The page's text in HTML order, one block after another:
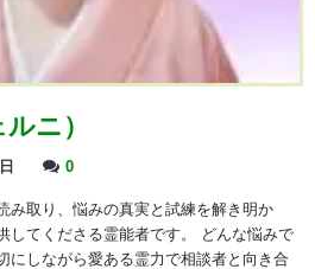
ニ）
0
み取り、悩みの真実と試練を解き明か
してくださる霊能者です。 どんな悩みで
にしながら愛ある霊力で相談者と向き合